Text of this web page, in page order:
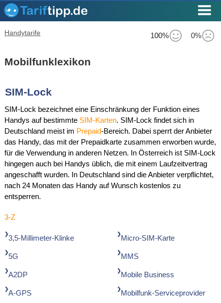
100% 0%
Handytarife
Mobilfunklexikon
SIM-Lock
SIM-Lock bezeichnet eine Einschränkung der Funktion eines
Handys auf bestimmte SIM-Karten. SIM-Lock findet sich in
Deutschland meist im Prepaid-Bereich. Dabei sperrt der Anbieter
das Handy, das mit der Prepaidkarte zusammen erworben wurde,
für die Verwendung in anderen Netzen. In Österreich ist SIM-Lock
hingegen auch bei Handys üblich, die mit einem Laufzeitvertrag
angeschafft wurden. In Deutschland sind die Anbieter verpflichtet,
nach 24 Monaten das Handy auf Wunsch kostenlos zu
entsperren.
3-Z
3,5-Millimeter-Klinke
5G
A2DP
A-GPS
Micro-SIM-Karte
MMS
Mobile Business
Mobilfunk-Serviceprovider